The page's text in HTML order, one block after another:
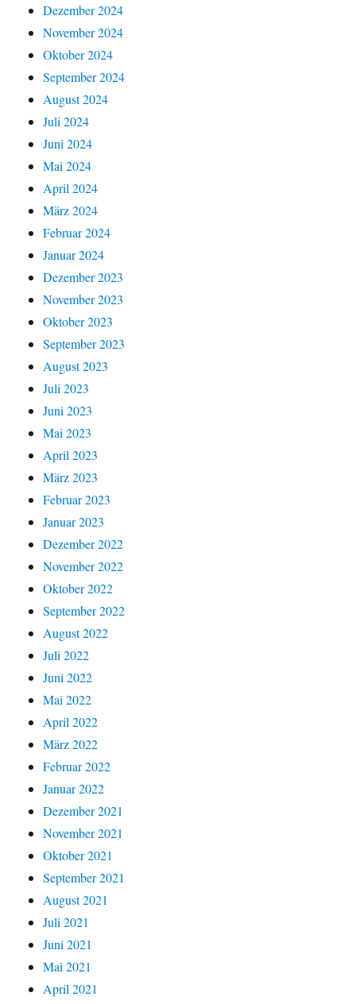
Dezember 2024
November 2024
Oktober 2024
September 2024
August 2024
Juli 2024
Juni 2024
Mai 2024
April 2024
März 2024
Februar 2024
Januar 2024
Dezember 2023
November 2023
Oktober 2023
September 2023
August 2023
Juli 2023
Juni 2023
Mai 2023
April 2023
März 2023
Februar 2023
Januar 2023
Dezember 2022
November 2022
Oktober 2022
September 2022
August 2022
Juli 2022
Juni 2022
Mai 2022
April 2022
März 2022
Februar 2022
Januar 2022
Dezember 2021
November 2021
Oktober 2021
September 2021
August 2021
Juli 2021
Juni 2021
Mai 2021
April 2021